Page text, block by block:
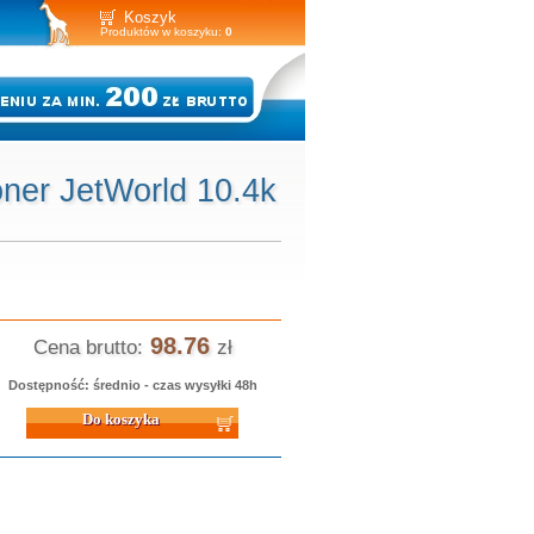
Koszyk
Produktów w koszyku: 0
JetWorld 10.4k
Cena brutto: 98.76 zł
Dostępność: średnio - czas wysyłki 48h
koszyka